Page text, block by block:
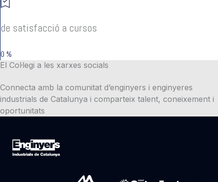
de satisfacció a cursos
0 %
El Col·legi a les xarxes socials
Connecta amb la comunitat d’enginyers i enginyeres
industrials de Catalunya i comparteix talent, coneixement i
oportunitats